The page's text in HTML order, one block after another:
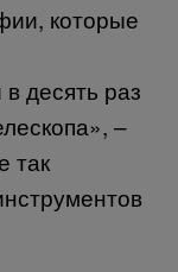
которые
десять раз
–
так